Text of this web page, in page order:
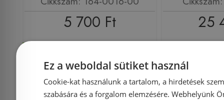
5 700 Ft 25
-5%
Rendelésre Rendelésre
Ez a weboldal sütiket használ
Cookie-kat használunk a tartalom, a hirdetések
szabására és a forgalom elemzésére. Webhelyünk